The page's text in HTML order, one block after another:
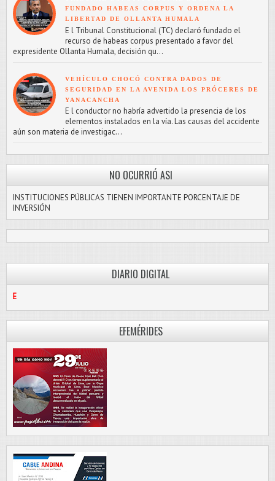
FUNDADO HABEAS CORPUS Y ORDENA LA
LIBERTAD DE OLLANTA HUMALA
E l Tribunal Constitucional (TC) declaró fundado el
recurso de habeas corpus presentado a favor del
expresidente Ollanta Humala, decisión qu...
VEHÍCULO CHOCÓ CONTRA DADOS DE
SEGURIDAD EN LA AVENIDA LOS PRÓCERES DE
YANACANCHA
E l conductor no habría advertido la presencia de los
elementos instalados en la vía. Las causas del accidente
aún son materia de investigac...
NO OCURRIÓ ASI
INSTITUCIONES PÚBLICAS TIENEN IMPORTANTE PORCENTAJE DE
INVERSIÓN
DIARIO DIGITAL
EFEMÉRIDES